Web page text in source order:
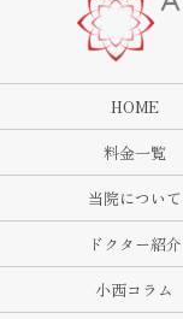
HOME
料金一覧
当院について
ドクター紹介
小西コラム